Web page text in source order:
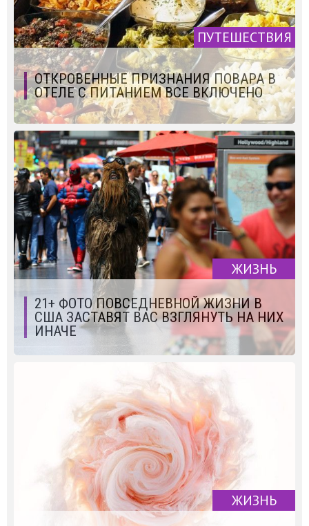
ПУТЕШЕСТВИЯ
ОТКРОВЕННЫЕ ПРИЗНАНИЯ ПОВАРА В
ОТЕЛЕ С ПИТАНИЕМ ВСЕ ВКЛЮЧЕНО
ЖИЗНЬ
21+ ФОТО ПОВСЕДНЕВНОЙ ЖИЗНИ В
США ЗАСТАВЯТ ВАС ВЗГЛЯНУТЬ НА НИХ
ИНАЧЕ
ЖИЗНЬ